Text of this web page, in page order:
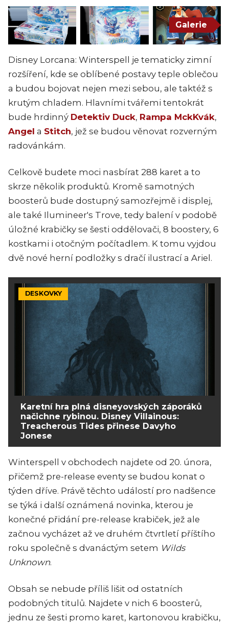
Galerie
Disney Lorcana: Winterspell je tematicky zimní
rozšíření, kde se oblíbené postavy teple oblečou
a budou bojovat nejen mezi sebou, ale taktéž s
krutým chladem. Hlavními tvářemi tentokrát
bude hrdinný Detektiv Duck, Rampa MckKvák,
Angel a Stitch, jež se budou věnovat rozverným
radovánkám.
Celkově budete moci nasbírat 288 karet a to
skrze několik produktů. Kromě samotných
boosterů bude dostupný samozřejmě i displej,
ale také Ilumineer's Trove, tedy balení v podobě
úložné krabičky se šesti oddělovači, 8 boostery, 6
kostkami i otočným počítadlem. K tomu vyjdou
dvě nové herní podložky s dračí ilustrací a Ariel.
DESKOVKY
Karetní hra plná disneyovských záporáků
načichne rybinou. Disney Villainous:
Treacherous Tides přinese Davyho
Jonese
Winterspell v obchodech najdete od 20. února,
přičemž pre-release eventy se budou konat o
týden dříve. Právě těchto událostí pro nadšence
se týká i další oznámená novinka, kterou je
konečné přidání pre-release krabiček, jež ale
začnou vycházet až ve druhém čtvrtletí příštího
roku společně s dvanáctým setem Wilds
Unknown.
Obsah se nebude příliš lišit od ostatních
podobných titulů. Najdete v nich 6 boosterů,
jednu ze šesti promo karet, kartonovou krabičku,